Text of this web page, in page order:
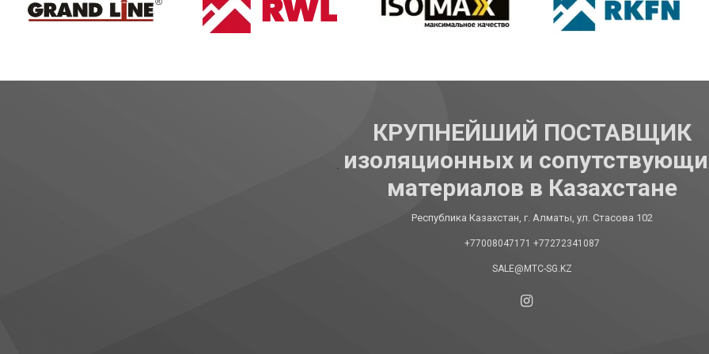
КРУПНЕЙШИЙ ПОСТАВЩИК
изоляционных и
материалов в Казахстане
Республика Казахстан, г. Алматы, ул. Стасова 102
+77008047171 +77272341087
SALE@MTC-SG.KZ